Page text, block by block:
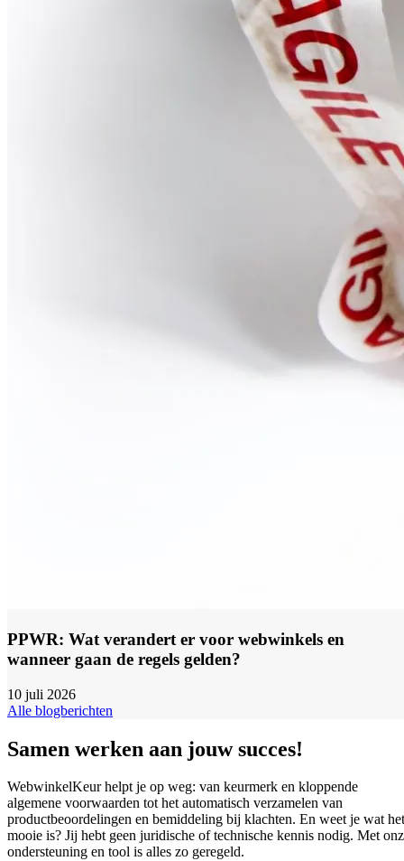
PPWR: Wat verandert er voor webwinkels en
wanneer gaan de regels gelden?
10 juli 2026
Alle blogberichten
Samen werken aan jouw succes!
WebwinkelKeur helpt je op weg: van keurmerk en kloppende
algemene voorwaarden tot het automatisch verzamelen van
productbeoordelingen en bemiddeling bij klachten. En weet je wat het
mooie is? Jij hebt geen juridische of technische kennis nodig. Met
ondersteuning en tool is alles zo geregeld.